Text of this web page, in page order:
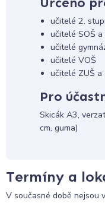
učitelé 2.
učitelé SOŠ a
učitelé
učitelé VOŠ
učitelé ZUŠ a
Pro
Skicák A3,
cm, guma)
Termíny a
V současné době nejsou